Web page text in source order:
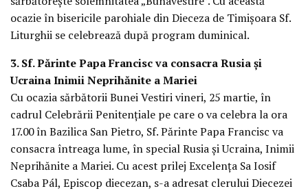
ocazie în bisericile parohiale din Dieceza de Timișoara Sf.
Liturghii se celebrează după program duminical.
3. Sf. Părinte Papa Francisc va consacra Rusia și
Ucraina Inimii Neprihănite a Mariei
Cu ocazia sărbătorii Bunei Vestiri vineri, 25 martie, în
cadrul Celebrării Penitențiale pe care o va celebra la ora
17.00 în Bazilica San Pietro, Sf. Părinte Papa Francisc va
consacra întreaga lume, în special Rusia și Ucraina, Inimii
Neprihănite a Mariei. Cu acest prilej Excelența Sa Iosif
Csaba Pál, Episcop diecezan, s-a adresat clerului Diecezei